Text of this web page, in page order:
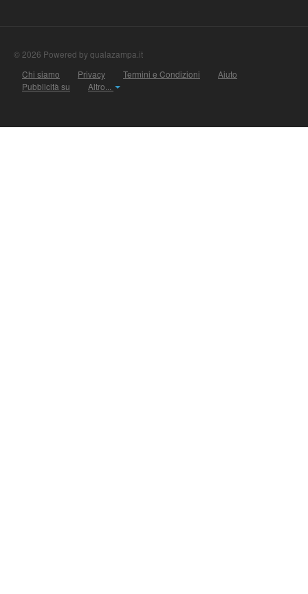
© 2026 Powered by qualazampa.it
Chi siamo
Privacy Termini e Condizioni
Aiuto
Pubblicità su
Altro...